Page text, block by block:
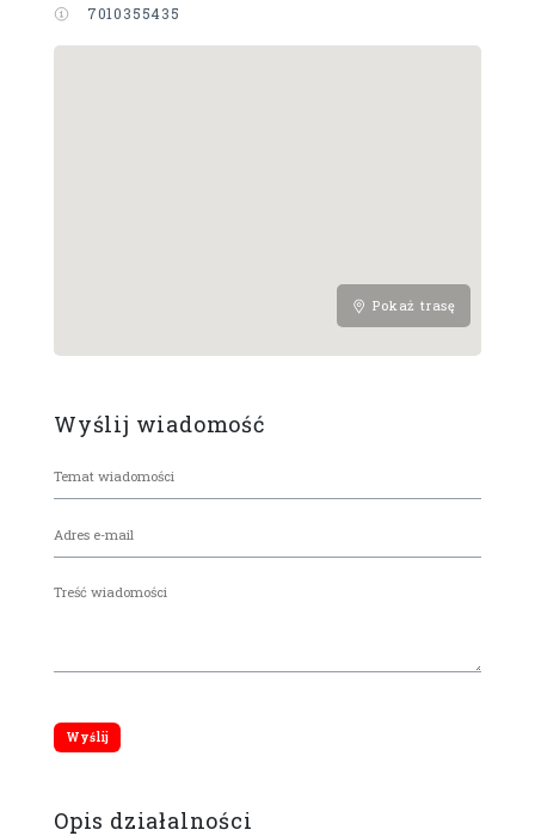
7010355435
Pokaż trasę
Wyślij wiadomość
Opis działalności